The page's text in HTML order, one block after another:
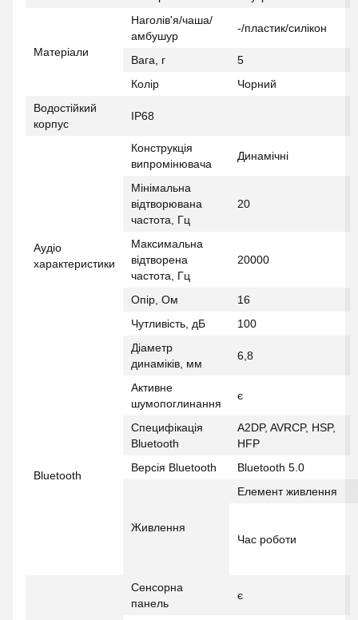
Матеріали
Наголів'я/чаша/
амбушур
-/пластик/силікон
Вага, г
5
Колір
Чорний
Водостійкий
корпус
IP68
Аудіо
характеристики
Конструкція
випромінювача
Динамічні
Мінімальна
відтворювана
частота, Гц
20
Максимальна
відтворена
частота, Гц
20000
Опір, Ом
16
Чутливість, дБ
100
Діаметр
динаміків, мм
6,8
Bluetooth
Активне
шумопоглинання
є
Специфікація
Bluetooth
A2DP, AVRCP, HSP,
HFP
Версія Bluetooth
Bluetooth 5.0
Живлення
Елемент живлення
Час роботи
Сенсорна
панель
є